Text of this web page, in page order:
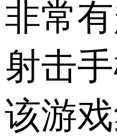
非常
射击
该游